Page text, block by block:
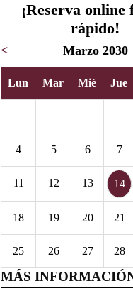
¡Reserva online
rápido!
< Marzo 2030
Lun Mar Mié Jue
4 5 6 7
11 12 13 14
18 19 20 21
25 26 27 28
MÁS